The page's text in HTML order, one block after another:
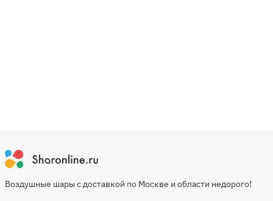
Воздушные шары с доставкой по Москве и области недорого!